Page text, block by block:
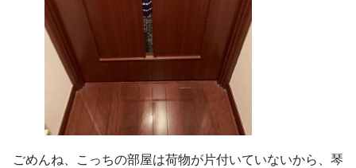
ごめんね、こっちの部屋は荷物が片付いていないから、琴